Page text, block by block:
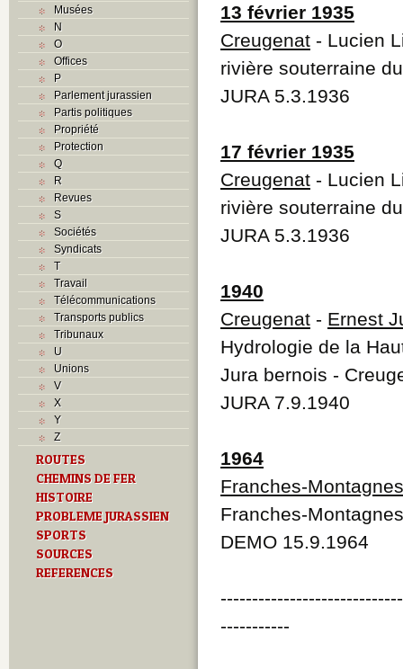
Musées
N
O
Offices
P
Parlement jurassien
Partis politiques
Propriété
Protection
Q
R
Revues
S
Sociétés
Syndicats
T
Travail
Télécommunications
Transports publics
Tribunaux
U
Unions
V
X
Y
Z
ROUTES
CHEMINS DE FER
HISTOIRE
PROBLEME JURASSIEN
SPORTS
SOURCES
REFERENCES
13 février 1935
Creugenat - Lucien
rivière souterraine
JURA 5.3.1936
17 février 1935
Creugenat - Lucien
rivière souterraine
JURA 5.3.1936
1940
Creugenat - Ernest
Hydrologie de la
Jura bernois -
JURA 7.9.1940
1964
Franches-Montagnes
Franches-Montagnes
DEMO 15.9.1964
-----------